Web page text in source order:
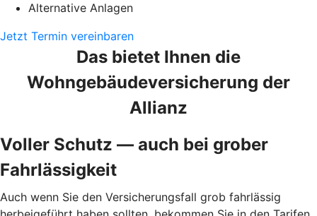
Alternative Anlagen
Jetzt Termin vereinbaren
Das bietet Ihnen die
Wohngebäudeversicherung der
Allianz
Voller Schutz — auch bei grober
Fahrlässigkeit
Auch wenn Sie den Versicherungsfall grob fahrlässig